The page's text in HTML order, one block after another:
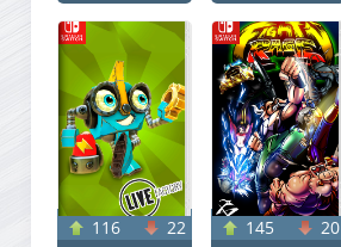
116 22 145 20